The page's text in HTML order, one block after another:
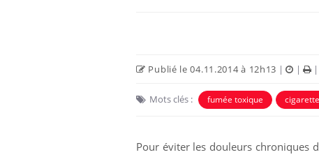
Publié le 04.11.2014 à 12h13 | |
Mots clés : fumée toxique cigarette
Pour éviter les douleurs chroniques